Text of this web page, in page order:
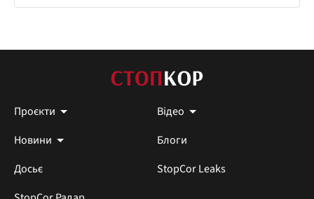
Проєкти
Відео
Новини
Блоги
Досьє
StopCor Leaks